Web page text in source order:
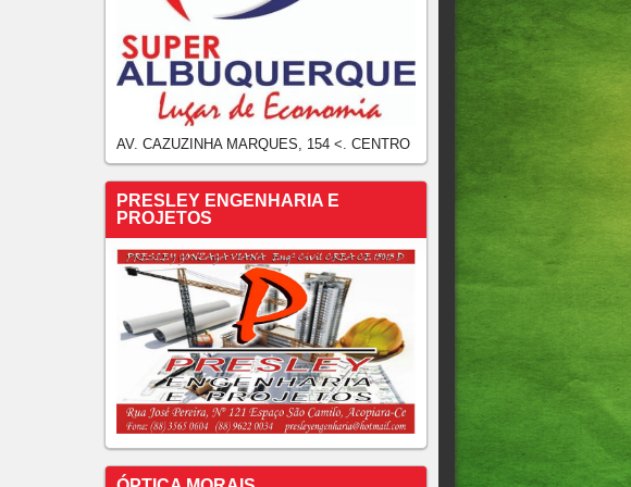
AV. CAZUZINHA MARQUES, 154 <. CENTRO
PRESLEY ENGENHARIA E
PROJETOS